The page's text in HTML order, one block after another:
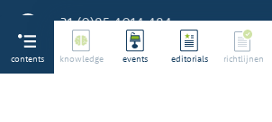
contents knowledge events editorials richtlijnen
+31 (0)85 4014 484
We zijn geen toeleverancier